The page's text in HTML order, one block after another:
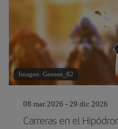
Imagen: Geenee_82
08 mar 2026 - 29 dic 2026
Carreras en el